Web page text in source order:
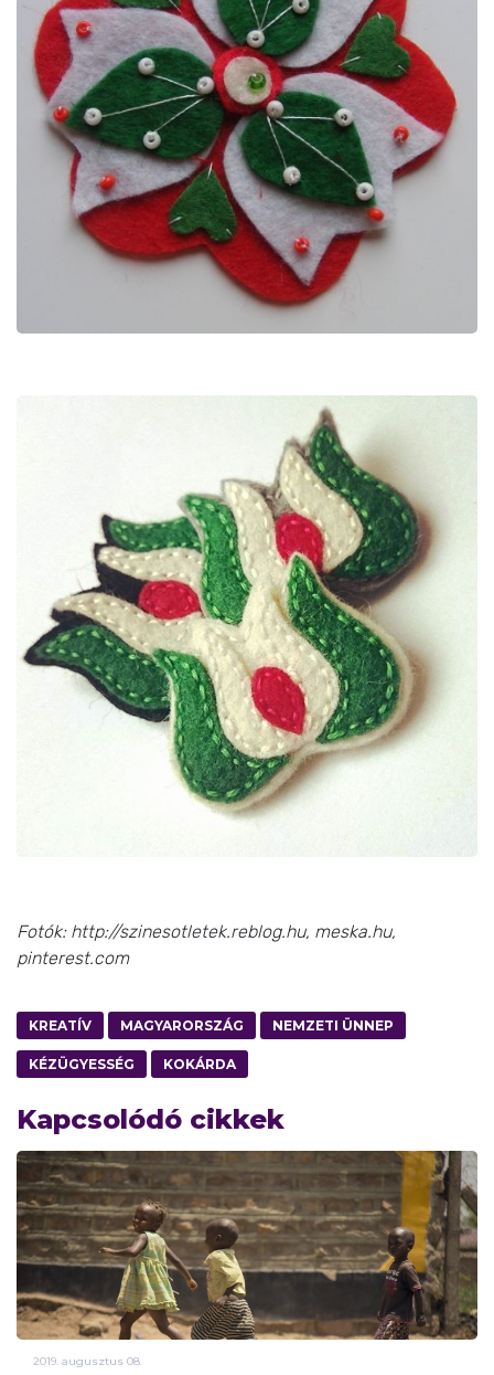
Fotók: http://szinesotletek.reblog.hu, meska.hu,
pinterest.com
KREATÍV MAGYARORSZÁG NEMZETI ÜNNEP
KÉZÜGYESSÉG KOKÁRDA
Kapcsolódó cikkek
2019. augusztus 08.